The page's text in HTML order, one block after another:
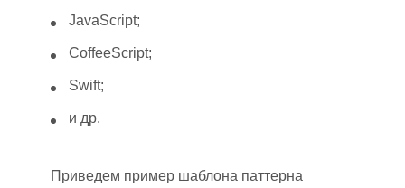
JavaScript;
CoffeeScript;
Swift;
и др.
Приведем пример шаблона паттерна